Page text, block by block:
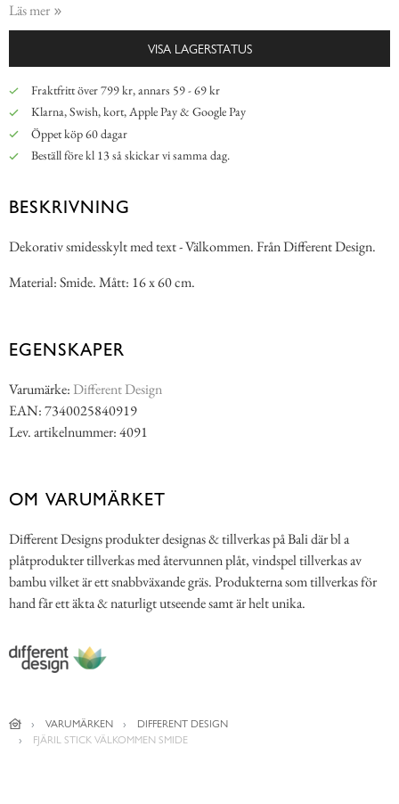
Läs mer
VISA LAGERSTATUS
Fraktfritt över 799 kr, annars 59 - 69 kr
Klarna, Swish, kort, Apple Pay & Google Pay
Öppet köp 60 dagar
Beställ före kl 13 så skickar vi samma dag.
BESKRIVNING
Dekorativ smidesskylt med text - Välkommen. Från Different Design.
Material: Smide. Mått: 16 x 60 cm.
EGENSKAPER
Varumärke: Different Design
EAN: 7340025840919
Lev. artikelnummer: 4091
OM VARUMÄRKET
Different Designs produkter designas & tillverkas på Bali där bl a
plåtprodukter tillverkas med återvunnen plåt, vindspel tillverkas av
bambu vilket är ett snabbväxande gräs. Produkterna som tillverkas för
hand får ett äkta & naturligt utseende samt är helt unika.
VARUMÄRKEN
DIFFERENT DESIGN
FJÄRIL STICK VÄLKOMMEN SMIDE